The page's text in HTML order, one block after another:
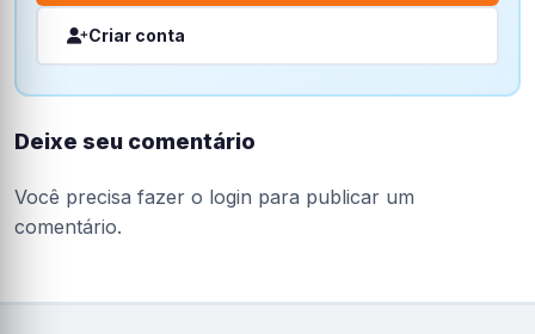
Criar conta
Deixe seu comentário
Você precisa fazer o login para publicar um
comentário.